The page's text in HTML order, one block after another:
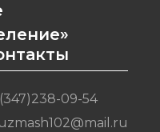
09-54